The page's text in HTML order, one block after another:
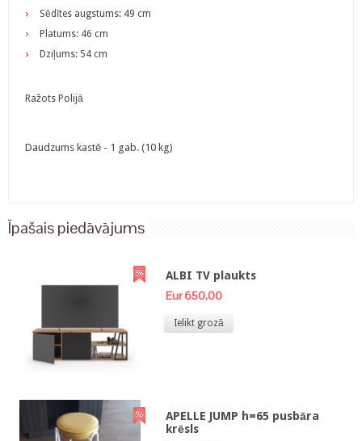
Sēdītes augstums: 49 cm
Platums: 46 cm
Dziļums: 54 cm
Ražots Polijā
Daudzums kastē - 1 gab. (10 kg)
Īpašais piedāvājums
ALBI TV plaukts
Eur 650,00
Ielikt grozā
APELLE JUMP h=65 pusbāra
krēsls